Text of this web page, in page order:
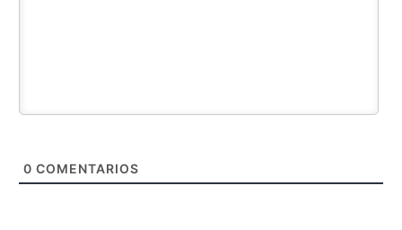
0 COMENTARIOS